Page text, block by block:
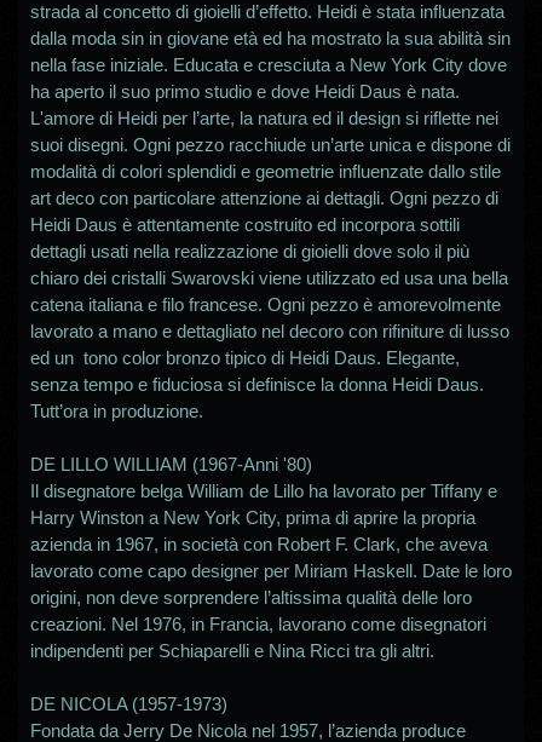
strada al concetto di gioielli d’effetto. Heidi è stata influenzata
dalla moda sin in giovane età ed ha mostrato la sua abilità sin
nella fase iniziale. Educata e cresciuta a New York City dove
ha aperto il suo primo studio e dove Heidi Daus è nata.
L'amore di Heidi per l’arte, la natura ed il design si riflette nei
suoi disegni. Ogni pezzo racchiude un’arte unica e dispone di
modalità di colori splendidi e geometrie influenzate dallo stile
art deco con particolare attenzione ai dettagli. Ogni pezzo di
Heidi Daus è attentamente costruito ed incorpora sottili
dettagli usati nella realizzazione di gioielli dove solo il più
chiaro dei cristalli Swarovski viene utilizzato ed usa una bella
catena italiana e filo francese. Ogni pezzo è amorevolmente
lavorato a mano e dettagliato nel decoro con rifiniture di lusso
ed un tono color bronzo tipico di Heidi Daus. Elegante,
senza tempo e fiduciosa si definisce la donna Heidi Daus.
Tutt’ora in produzione.
DE LILLO WILLIAM (1967-Anni '80)
Il disegnatore belga William de Lillo ha lavorato per Tiffany e
Harry Winston a New York City, prima di aprire la propria
azienda in 1967, in società con Robert F. Clark, che aveva
lavorato come capo designer per Miriam Haskell. Date le loro
origini, non deve sorprendere l’altissima qualità delle loro
creazioni. Nel 1976, in Francia, lavorano come disegnatori
indipendenti per Schiaparelli e Nina Ricci tra gli altri.
DE NICOLA (1957-1973)
Fondata da Jerry De Nicola nel 1957, l’azienda produce